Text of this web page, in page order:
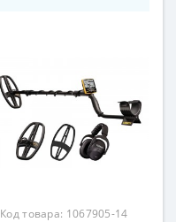
Код товара: 1067905-14